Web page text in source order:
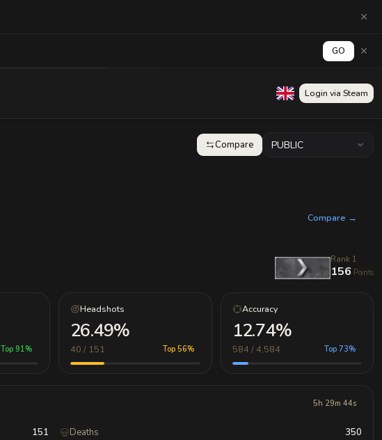
Login via Steam
Compare PUBLIC
Compare →
Rank 1
156 Points
Top 91%
Headshots
26.49%
40 / 151 Top 56%
Accuracy
12.74%
584 / 4,584 Top 73%
5h 29m 44s
151 Deaths 350
GO